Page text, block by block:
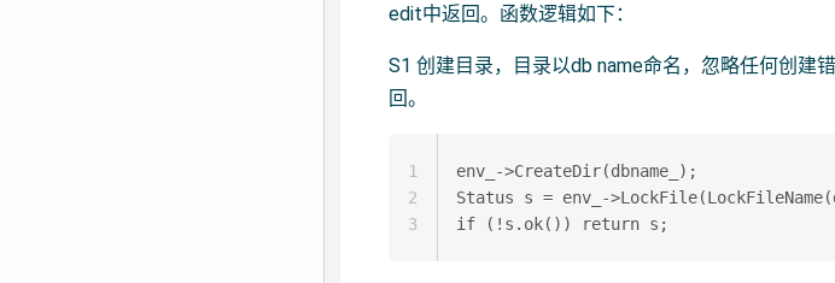
edit中返回。函数逻辑如下：
S1 创建目录，目录以db name命名，忽略任何创建
回。
env_->CreateDir(dbname_);
Status s = env_-
1
2
3